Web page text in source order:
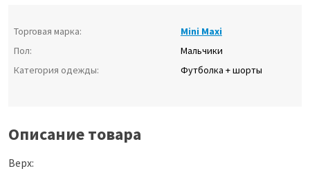
Торговая марка:
Mini Maxi
Пол:
Мальчики
Категория одежды:
Футболка + шорты
Описание товара
Верх: